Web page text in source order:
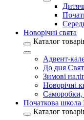
Новорічні свята
Каталог
Адвент-
До дня
Зимові
Новорічні
Саморобки,
Початкова
Каталог